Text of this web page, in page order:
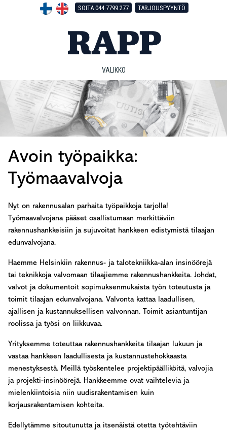
SOITA 044 7799 277 TARJOUSPYYNTÖ
VALIKKO
Avoin työpaikka:
Työmaavalvoja
Nyt on rakennusalan parhaita työpaikkoja tarjolla!
Työmaavalvojana pääset osallistumaan merkittäviin
rakennushankkeisiin ja sujuvoitat hankkeen edistymistä tilaajan
edunvalvojana.
Haemme Helsinkiin rakennus- ja talotekniikka-alan insinöörejä
tai teknikkoja valvomaan tilaajiemme rakennushankkeita. Johdat,
valvot ja dokumentoit sopimuksenmukaista työn toteutusta ja
toimit tilaajan edunvalvojana. Valvonta kattaa laadullisen,
ajallisen ja kustannuksellisen valvonnan. Toimit asiantuntijan
roolissa ja työsi on liikkuvaa.
Yrityksemme toteuttaa rakennushankkeita tilaajan lukuun ja
vastaa hankkeen laadullisesta ja kustannustehokkaasta
menestyksestä. Meillä työskentelee projektipäälliköitä, valvojia
ja projekti-insinöörejä. Hankkeemme ovat vaihtelevia ja
mielenkiintoisia niin uudisrakentamisen kuin
korjausrakentamisen kohteita.
Edellytämme sitoutunutta ja itsenäistä otetta työtehtäviin